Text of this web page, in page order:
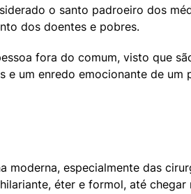
o santo padroeiro dos
dos doentes e pobres.
fora do comum, visto que
um enredo emocionante de
especialmente das
éter e formol, até